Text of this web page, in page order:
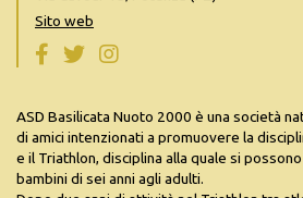
Sito web
ASD Basilicata Nuoto 2000 è una società
di amici intenzionati a promuovere la
e il Triathlon, disciplina alla quale si
bambini di sei anni agli adulti.